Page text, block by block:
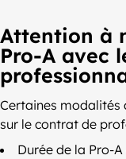
Attention à
Pro-A avec
Certaines modalités
sur le contrat de
Durée de la Pro-